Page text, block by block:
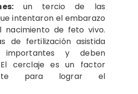
un tercio de las
intentaron el embarazo
nacimiento de feto vivo.
de fertilización asistida
y deben
cerclaje es un factor
para lograr el